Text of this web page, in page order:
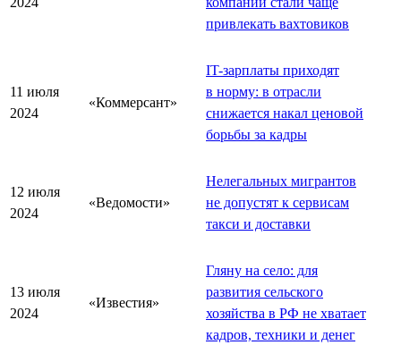
привлекать вахтовиков
11 июля
2024
«Коммерсант»
IT-зарплаты приходят
в норму: в отрасли
снижается накал ценовой
борьбы за кадры
12 июля
2024
«Ведомости»
Нелегальных мигрантов
не допустят к сервисам
такси и доставки
13 июля
2024
«Известия»
Гляну на село: для
развития сельского
хозяйства в РФ не хватает
кадров, техники и денег